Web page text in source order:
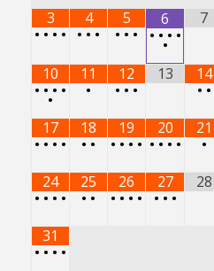
3
• • • •
4
• • •
5
• • •
6
• • • •
•
7
10
• • • •
•
11
•
12
• • •
13
14
• •
17
• • • •
18
• •
19
• • • •
20
• • • •
21
•
24
• • • •
25
• •
26
• • • •
27
• • •
28
31
• • • •